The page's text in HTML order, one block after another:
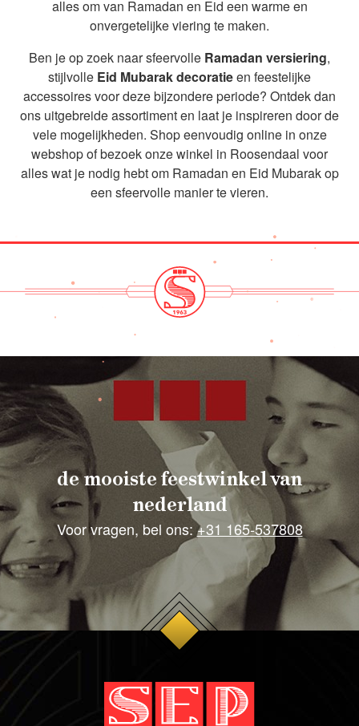
alles om van Ramadan en Eid een warme en
onvergetelijke viering te maken.
Ben je op zoek naar sfeervolle Ramadan versiering,
stijlvolle Eid Mubarak decoratieen feestelijke
accessoires voor deze bijzondere periode? Ontdek dan
ons uitgebreide assortiment en laat je inspireren door de
vele mogelijkheden. Shop eenvoudig online in onze
webshop of bezoek onze winkel in Roosendaal voor
alles wat je nodig hebt om Ramadan en Eid Mubarak op
een sfeervolle manier te vieren.
de mooiste feestwinkel van
nederland
Voor vragen, bel ons:+31 165-537808